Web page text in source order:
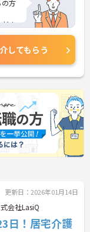
の方
ださ
してもらう
更新日：2026年01月14日
会社LasiQ
日！居宅介護